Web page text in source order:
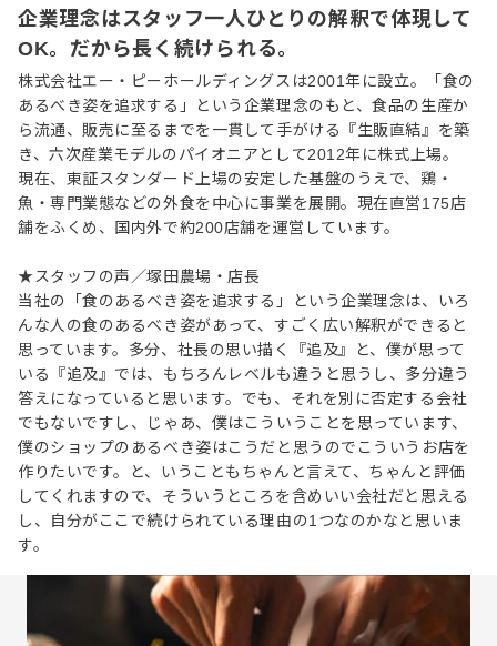
企業理念はスタッフ一人ひとりの解釈で体現して
OK。だから長く続けられる。
株式会社エー・ピーホールディングスは2001年に設立。「食の
あるべき姿を追求する」という企業理念のもと、食品の生産か
ら流通、販売に至るまでを一貫して手がける『生販直結』を築
き、六次産業モデルのパイオニアとして2012年に株式上場。
現在、東証スタンダード上場の安定した基盤のうえで、鶏・
魚・専門業態などの外食を中心に事業を展開。現在直営175店
舗をふくめ、国内外で約200店舗を運営しています。
★スタッフの声／塚田農場・店長
当社の「食のあるべき姿を追求する」という企業理念は、いろ
んな人の食のあるべき姿があって、すごく広い解釈ができると
思っています。多分、社長の思い描く『追及』と、僕が思って
いる『追及』では、もちろんレベルも違うと思うし、多分違う
答えになっていると思います。でも、それを別に否定する会社
でもないですし、じゃあ、僕はこういうことを思っています、
僕のショップのあるべき姿はこうだと思うのでこういうお店を
作りたいです。と、いうこともちゃんと言えて、ちゃんと評価
してくれますので、そういうところを含めいい会社だと思える
し、自分がここで続けられている理由の1つなのかなと思いま
す。